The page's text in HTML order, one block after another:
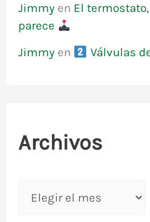
Jimmy en El
parece
Jimmy en Válvulas
Archivos